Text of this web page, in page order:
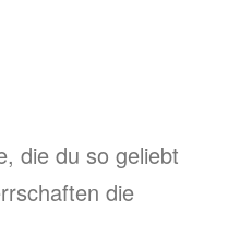
die du so geliebt
die